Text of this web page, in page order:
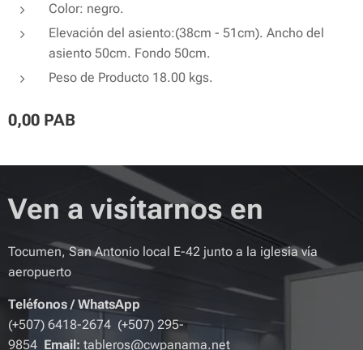
Color: negro.
Elevación del asiento:(38cm - 51cm). Ancho del
asiento 50cm. Fondo 50cm.
Peso de Producto 18.00 kgs.
0,00 PAB
Ven a visítarnos en
Tocumen, San Antonio local E-42 junto a la iglesia vía
aeropuerto
Teléfonos/WhatsApp
(+507) 6418-2674 (+507) 295-
9854 Email: tableros@cwpanama.net